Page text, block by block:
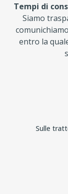
Tempi di
Siamo
entro la
Sulle